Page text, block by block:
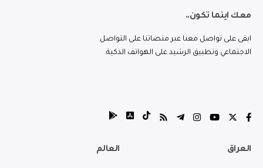
معك اينما تكون..
ابقى على تواصل معنا عبر منصاتنا على التواصل
الاجتماعي وتطبيق الرشيد على الهواتف الذكية.
العراق العالم